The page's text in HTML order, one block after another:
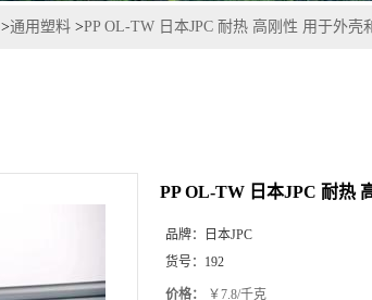
>通用塑料 >PP OL-TW 日本JPC 耐热 高刚性 用于外壳
PP OL-TW 日本JPC 耐热
品牌：
日本JPC
货号： 192
价格： ￥7.8/千克